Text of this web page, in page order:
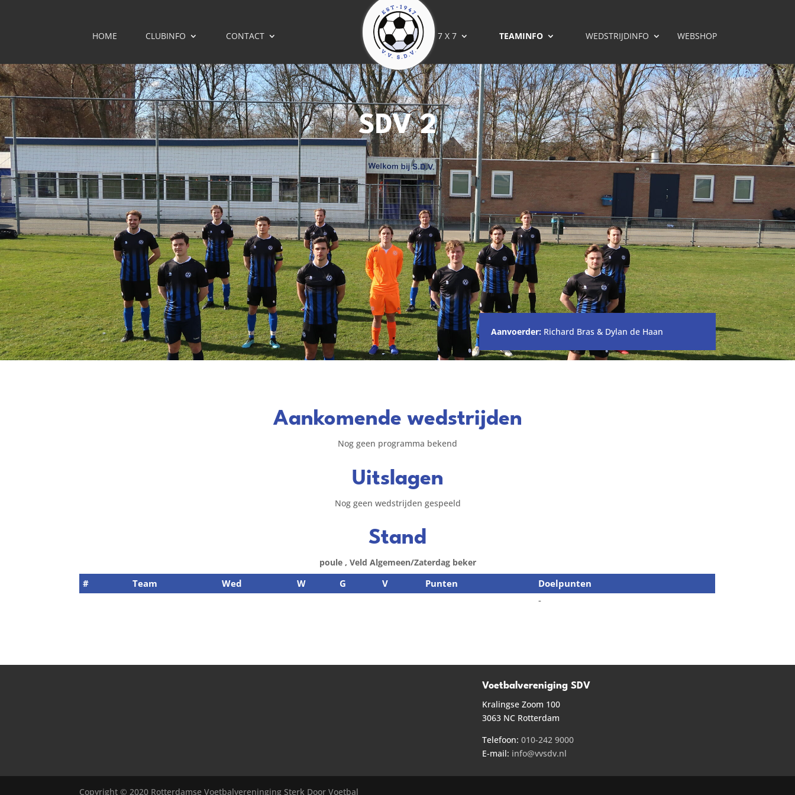
HOME CLUBINFO CONTACT 7 X 7 TEAMINFO WEDSTRIJDINFO WEBSHOP
SDV 2
Aanvoerder: Richard Bras & Dylan de Haan
Aankomende wedstrijden
Nog geen programma bekend
Uitslagen
Nog geen wedstrijden gespeeld
Stand
poule , Veld Algemeen/Zaterdag beker
# Team Wed W G V Punten
Doelpunten
-
Voetbalvereniging SDV
Kralingse Zoom 100
3063 NC Rotterdam
Telefoon: 010-242 9000
E-mail: info@vvsdv.nl
Copyright © 2020 Rotterdamse Voetbalvereninging Sterk Door Voetbal